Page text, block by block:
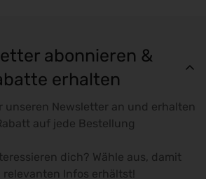
abonnieren &
erhalten
unseren Newsletter an und erhalten
auf jede Bestellung
dich? Wähle aus, damit
Infos erhältst!